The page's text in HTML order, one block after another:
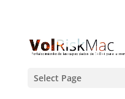
Select Page